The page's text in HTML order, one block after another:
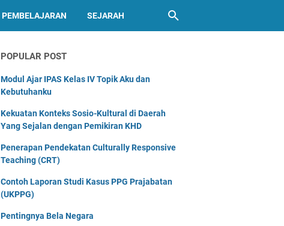
PEMBELAJARAN SEJARAH
POPULAR POST
Modul Ajar IPAS Kelas IV Topik Aku dan
Kebutuhanku
Kekuatan Konteks Sosio-Kultural di Daerah
Yang Sejalan dengan Pemikiran KHD
Penerapan Pendekatan Culturally Responsive
Teaching (CRT)
Contoh Laporan Studi Kasus PPG Prajabatan
(UKPPG)
Pentingnya Bela Negara